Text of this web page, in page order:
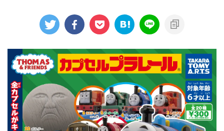
カプセルプラレール（きかんしゃトーマス）
カプセルプラレール（鉄道会社）
クルーズトレインDXシリーズ シンカリオンDVD
テコロシリーズ・はじめてのプラレール ハッピーセット
プラレール博 in TOKYO
ベーシックセット・車両レールセット レールと情景